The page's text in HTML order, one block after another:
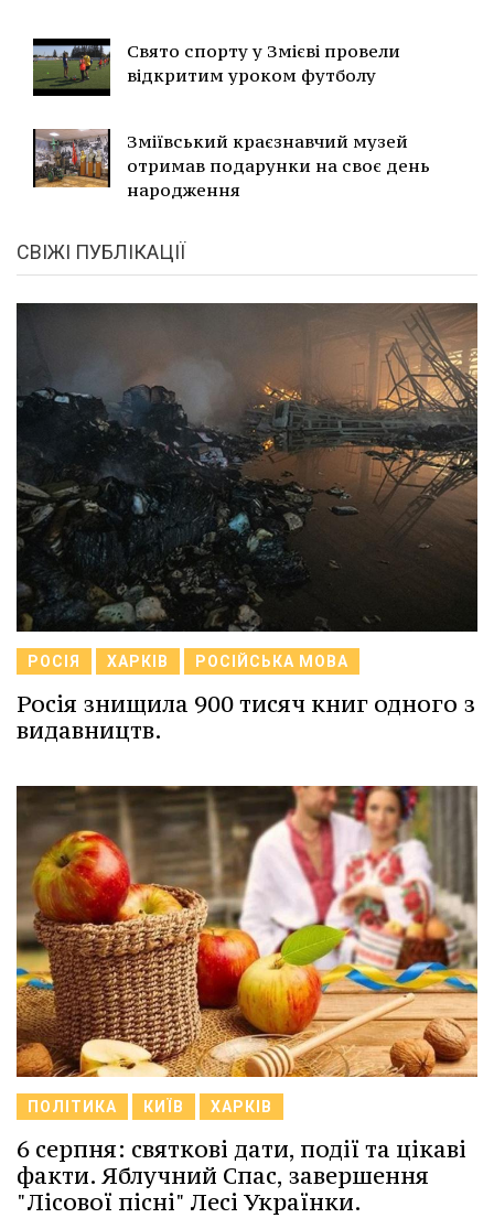
Свято спорту у Змієві провели
відкритим уроком футболу
Зміївський краєзнавчий музей
отримав подарунки на своє день
народження
СВІЖІ ПУБЛІКАЦІЇ
РОСІЯ ХАРКІВ РОСІЙСЬКА МОВА
Росія знищила 900 тисяч книг одного з
видавництв.
ПОЛІТИКА КИЇВ ХАРКІВ
6 серпня: святкові дати, події та цікаві
факти. Яблучний Спас, завершення
"Лісової пісні" Лесі Українки.